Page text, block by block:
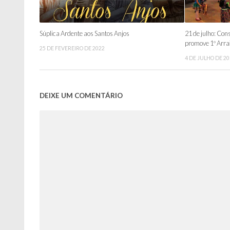
Súplica Ardente aos Santos Anjos
25 DE FEVEREIRO DE 2022
21 de julho:
promove 1º
4 DE JULHO DE
DEIXE UM COMENTÁRIO